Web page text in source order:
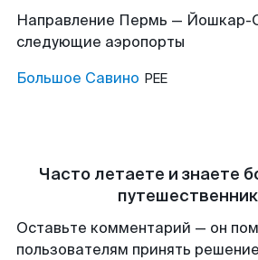
Направление Пермь — Йошкар-
следующие аэропорты
Большое Савино PEE
Часто летаете и знаете
Оставьте комментарий — он
пользователям принять решение